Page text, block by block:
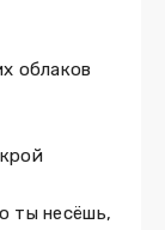
облаков
ты несёшь,